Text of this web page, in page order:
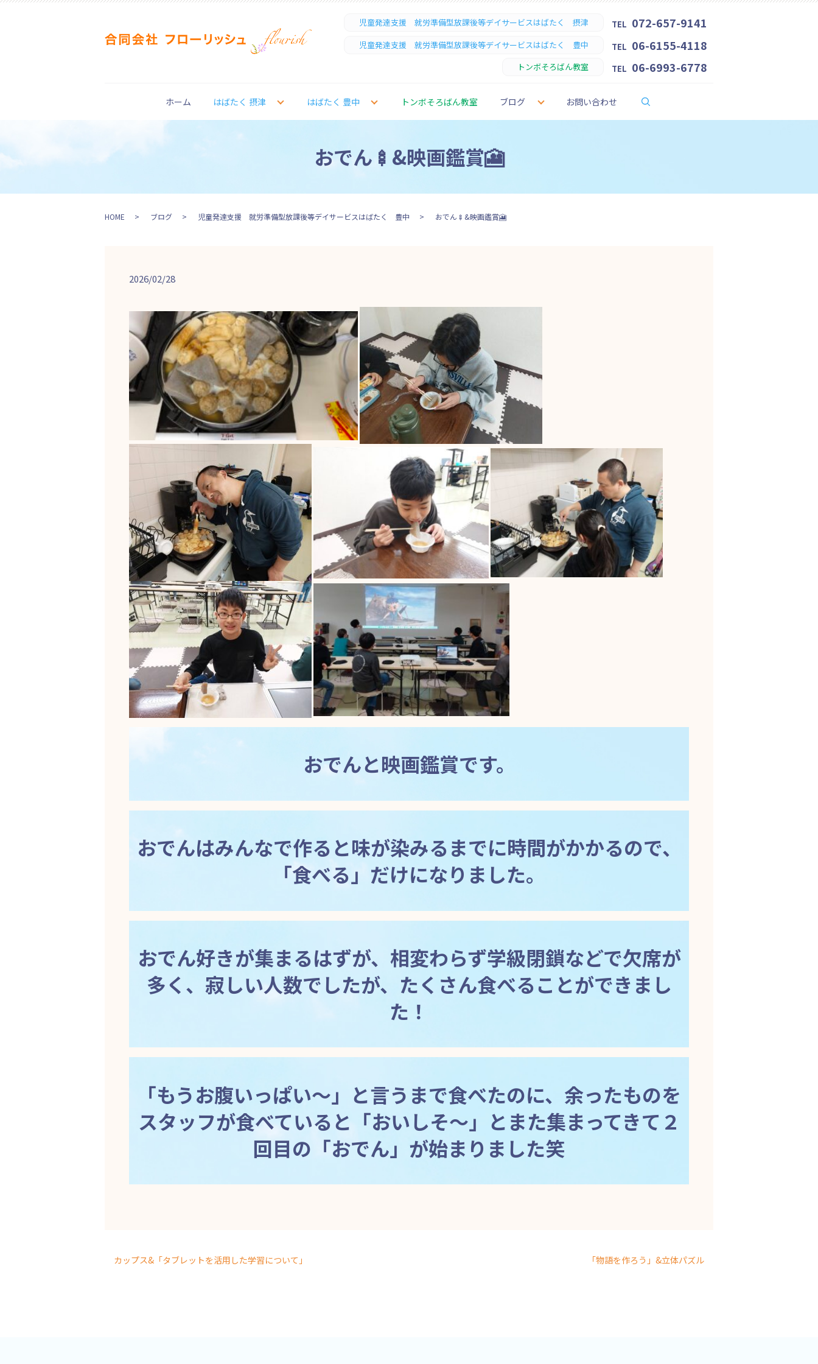
児童発達支援 就労準備型放課後等デイサービスはばたく 摂津 TEL 072-657-9141
児童発達支援 就労準備型放課後等デイサービスはばたく 豊中 TEL 06-6155-4118
トンボそろばん教室 TEL 06-6993-6778
ホーム はばたく 摂津 はばたく 豊中 トンボそろばん教室 ブログ お問い合わせ
おでん🍢&映画鑑賞🎦
HOME ブログ 児童発達支援 就労準備型放課後等デイサービスはばたく 豊中 おでん🍢&映画鑑賞🎦
2026/02/28
おでんと映画鑑賞です。
おでんはみんなで作ると味が染みるまでに時間がかかるので、
「食べる」だけになりました。
おでん好きが集まるはずが、相変わらず学級閉鎖などで欠席が
多く、寂しい人数でしたが、たくさん食べることができまし
た！
「もうお腹いっぱい～」と言うまで食べたのに、余ったものを
スタッフが食べていると「おいしそ～」とまた集まってきて２
回目の「おでん」が始まりました笑
カップス&「タブレットを活用した学習について」 「物語を作ろう」&立体パズル